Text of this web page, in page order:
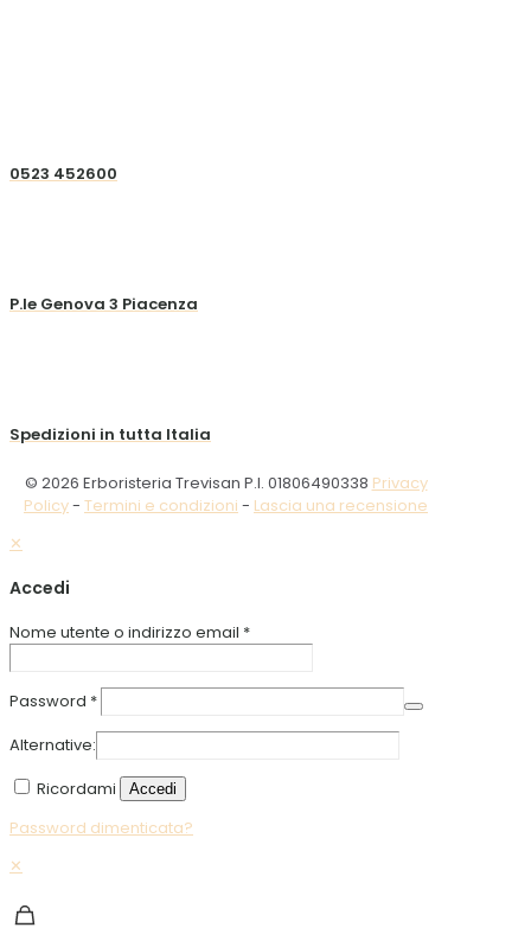
0523 452600
P.le Genova 3 Piacenza
Spedizioni in tutta Italia
© 2026 Erboristeria Trevisan P.I. 01806490338 Privacy
Policy- Termini e condizioni - Lascia una recensione
✕
Accedi
Nome utente o indirizzo email *
Password *
Alternative:
Ricordami
Accedi
Password dimenticata?
✕